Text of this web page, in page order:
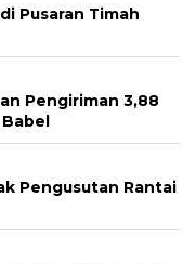
Pusaran Timah
Pengiriman 3,88
Pengusutan Rantai